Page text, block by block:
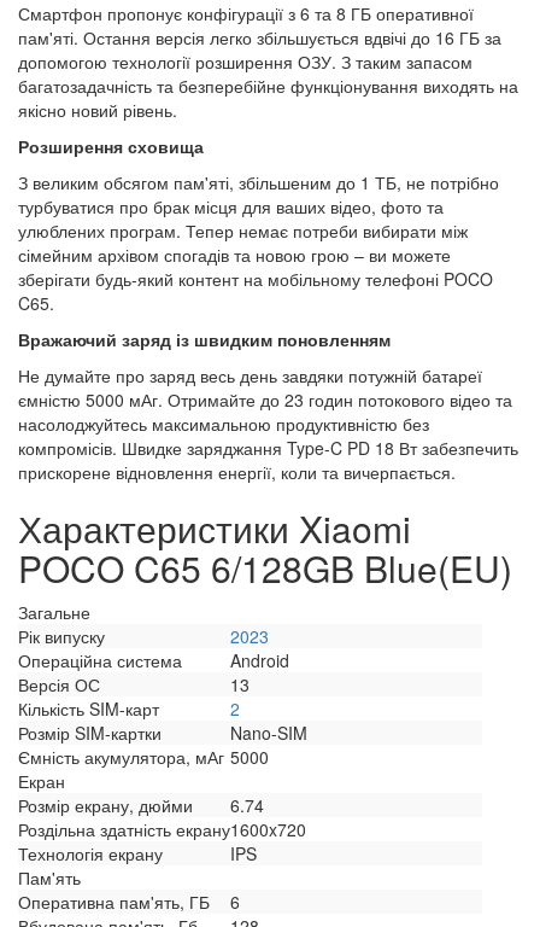
Смартфон пропонує конфігурації з 6 та 8 ГБ оперативної
пам'яті. Остання версія легко збільшується вдвічі до 16 ГБ за
допомогою технології розширення ОЗУ. З таким запасом
багатозадачність та безперебійне функціонування виходять на
якісно новий рівень.
Розширення сховища
З великим обсягом пам'яті, збільшеним до 1 ТБ, не потрібно
турбуватися про брак місця для ваших відео, фото та
улюблених програм. Тепер немає потреби вибирати між
сімейним архівом спогадів та новою грою – ви можете
зберігати будь-який контент на мобільному телефоні POCO
C65.
Вражаючий заряд із швидким поновленням
Не думайте про заряд весь день завдяки потужній батареї
ємністю 5000 мАг. Отримайте до 23 годин потокового відео та
насолоджуйтесь максимальною продуктивністю без
компромісів. Швидке заряджання Type-C PD 18 Вт забезпечить
прискорене відновлення енергії, коли та вичерпається.
Характеристики Xiaomi
POCO C65 6/128GB Blue(EU)
Загальне
Рік випуску
2023
Операційна система
Android
Версія ОС
13
Кількість SIM-карт
2
Розмір SIM-картки
Nano-SIM
Ємність акумулятора, мАг 5000
Екран
Розмір екрану, дюйми
6.74
Роздільна здатність екрану1600x720
Технологія екрану
IPS
Пам'ять
Оперативна пам'ять, ГБ
6